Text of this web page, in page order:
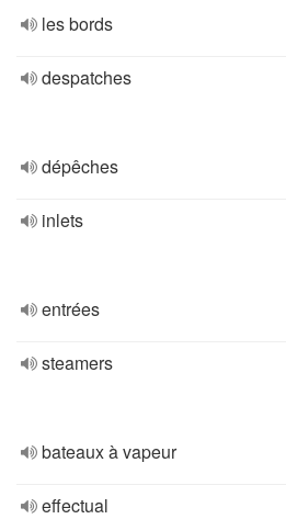
les bords
despatches
dépêches
inlets
entrées
steamers
bateaux à vapeur
effectual